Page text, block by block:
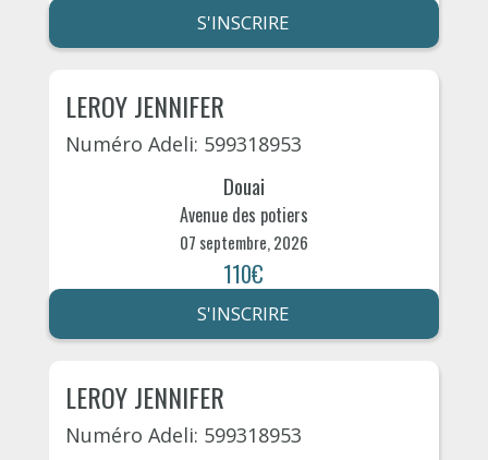
S'INSCRIRE
LEROY JENNIFER
Numéro Adeli: 599318953
Douai
Avenue des potiers
07 septembre, 2026
110€
S'INSCRIRE
LEROY JENNIFER
Numéro Adeli: 599318953